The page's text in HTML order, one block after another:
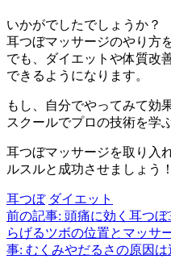
いかがでしたでしょうか？
耳つぼマッサージのやり方
でも、ダイエットや体質改
できるようになります。
もし、自分でやってみて効
スクールでプロの技術を学
耳つぼマッサージを取り入
ルスルと成功させましょう！
耳つぼ ダイエット
前の記事: 頭痛に効く耳つ
らげるツボの位置とマッサ
事: むくみやだるさの原因